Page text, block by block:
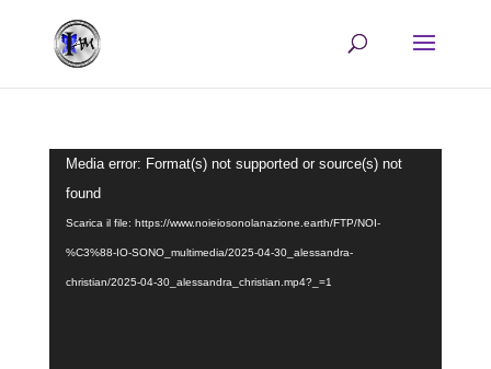
Video
Player
Media error: Format(s) not supported or source(s) not
found
Scarica il file: https://www.noieiosonolanazione.earth/FTP/NOI-
%C3%88-IO-SONO_multimedia/2025-04-30_alessandra-
christian/2025-04-30_alessandra_christian.mp4?_=1